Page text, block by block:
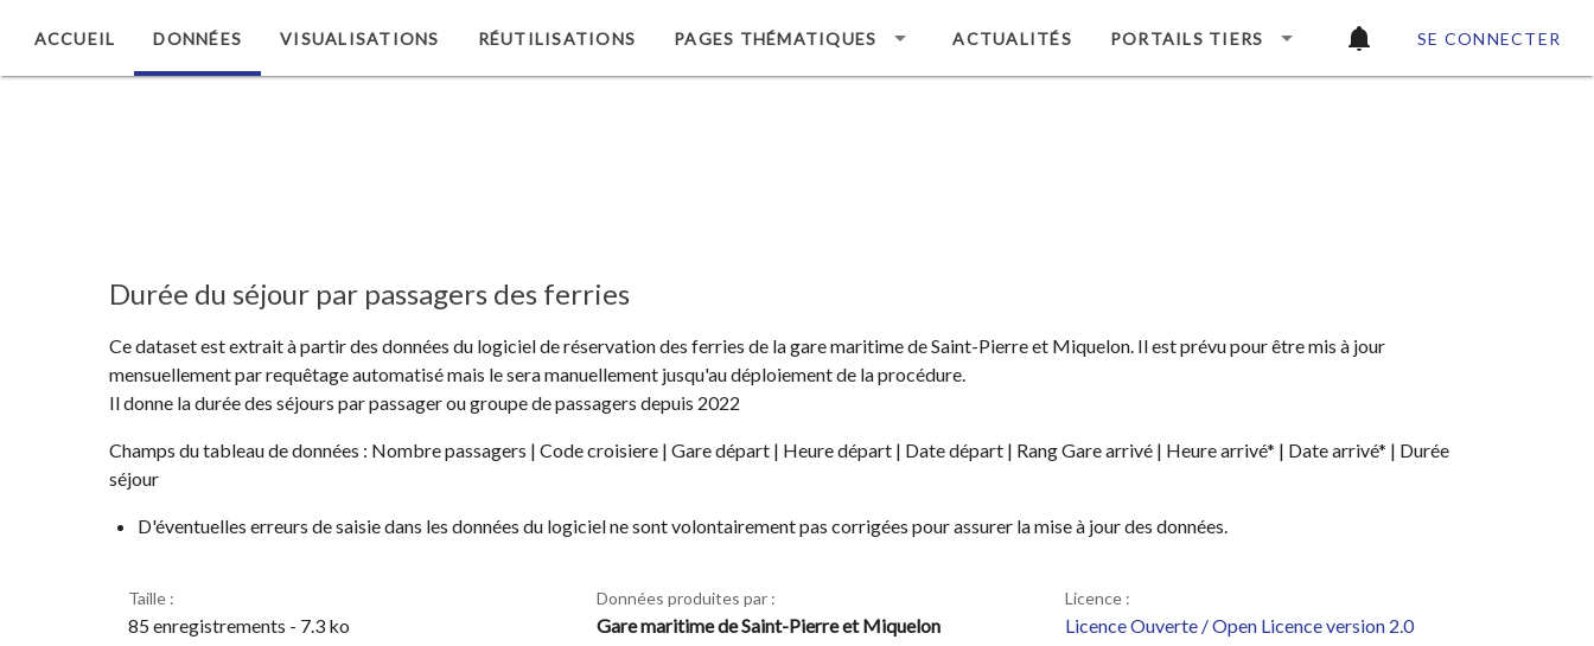
ACCUEIL DONNÉES VISUALISATIONS RÉUTILISATIONS PAGES THÉMATIQUES ACTUALITÉS PORTAILS TIERS SE CONNECTER
Durée du séjour par passagers des ferries
Ce dataset est extrait à partir des données du logiciel de réservation des ferries de la gare maritime de Saint-Pierre et Miquelon. Il est prévu pour être mis à jour
mensuellement par requêtage automatisé mais le sera manuellement jusqu'au déploiement de la procédure.
Il donne la durée des séjours par passager ou groupe de passagers depuis 2022
Champs du tableau de données : Nombre passagers | Code croisiere | Gare départ | Heure départ | Date départ | Rang Gare arrivé | Heure arrivé* | Date arrivé* | Durée
séjour
D'éventuelles erreurs de saisie dans les données du logiciel ne sont volontairement pas corrigées pour assurer la mise à jour des données.
Taille :
85 enregistrements - 7.3 ko
Données produites par :
Gare maritime de Saint-Pierre et Miquelon
Licence :
Licence Ouverte / Open Licence version 2.0